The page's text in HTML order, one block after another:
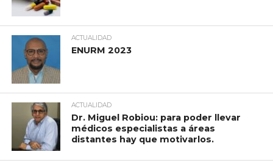
ACTUALIDAD
ENURM 2023
ACTUALIDAD
Dr. Miguel Robiou: para poder llevar
médicos especialistas a áreas
distantes hay que motivarlos.